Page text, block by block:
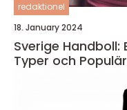
redaktionel
18. January 2024
Sverige Handboll:
Typer och